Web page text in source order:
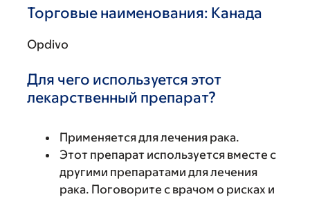
Торговые наименования: Канада
Opdivo
Для чего используется этот
лекарственный препарат?
Применяется для лечения рака.
Этот препарат используется вместе с
другими препаратами для лечения
рака. Поговорите с врачом о рисках и